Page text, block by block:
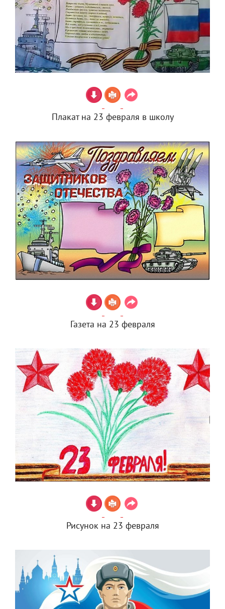
Плакат на 23 февраля в школу
Газета на 23 февраля
Рисунок на 23 февраля